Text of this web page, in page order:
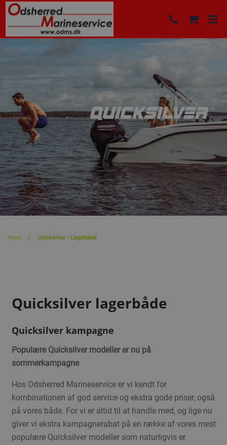
Hjem Quicksilver - Lagerbåde
Quicksilver lagerbåde
Quicksilver kampagne
Populære Quicksilver modeller er nu på
sommerkampagne
Hos Odsherred Marineservice er vi kendt for
kombinationen af god service og ekstra gode priser, også
på vores både. For vi er altid til at handle med, og lige nu
giver vi ekstra kampagnerabat på en række af vores mest
populære Quicksilver modeller som naturligvis er